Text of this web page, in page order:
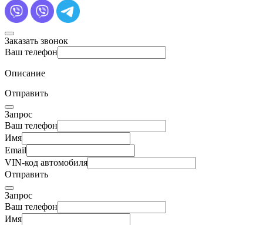
Заказать звонок
Ваш телефон
Описание
Отправить
Запрос
Ваш телефон
Имя
Email
VIN-код автомобиля
Отправить
Запрос
Ваш телефон
Имя